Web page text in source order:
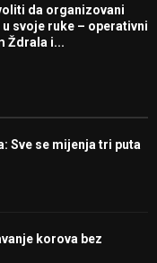
da organizovani
svoje ruke – operativni
Ždrala i...
Sve se mijenja tri puta
korova bez